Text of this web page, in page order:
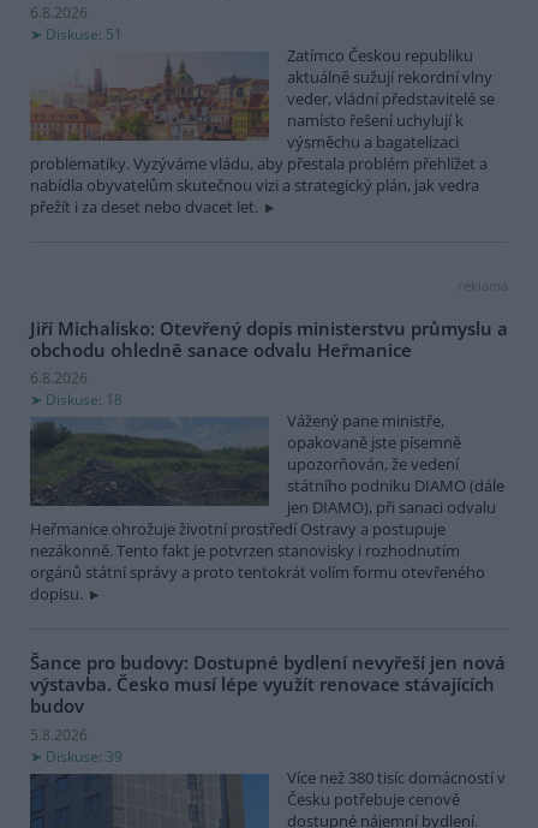
6.8.2026
Diskuse: 51
Zatímco Českou republiku
aktuálně sužují rekordní vlny
veder, vládní představitelé se
namísto řešení uchylují k
výsměchu a bagatelizaci
problematiky. Vyzýváme vládu, aby přestala problém přehlížet a
nabídla obyvatelům skutečnou vizi a strategický plán, jak vedra
přežít i za deset nebo dvacet let.
reklama
Jiří Michalisko: Otevřený dopis ministerstvu průmyslu a
obchodu ohledně sanace odvalu Heřmanice
6.8.2026
Diskuse: 18
Vážený pane ministře,
opakovaně jste písemně
upozorňován, že vedení
státního podniku DIAMO (dále
jen DIAMO), při sanaci odvalu
Heřmanice ohrožuje životní prostředí Ostravy a postupuje
nezákonně. Tento fakt je potvrzen stanovisky i rozhodnutím
orgánů státní správy a proto tentokrát volím formu otevřeného
dopisu.
Šance pro budovy: Dostupné bydlení nevyřeší jen nová
výstavba. Česko musí lépe využít renovace stávajících
budov
5.8.2026
Diskuse: 39
Více než 380 tisíc domácností v
Česku potřebuje cenově
dostupné nájemní bydlení.